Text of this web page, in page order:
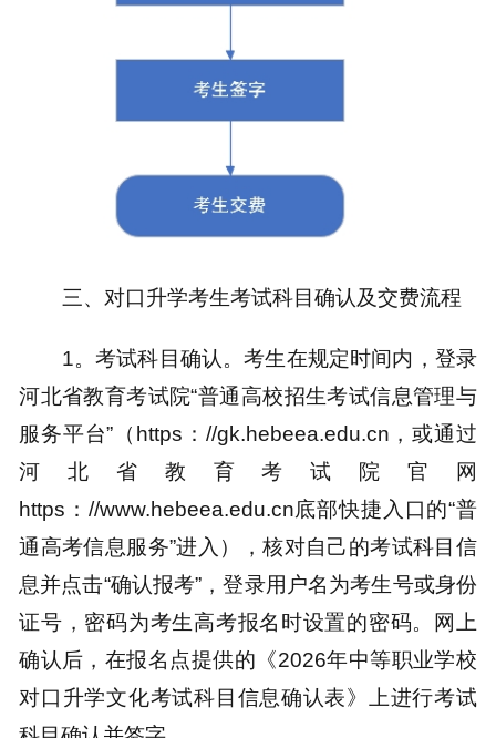
三、对口升学考生考试科目确认及交费流程
1。考试科目确认。考生在规定时间内，登录
河北省教育考试院“普通高校招生考试信息管理与
服务平台”（https：//gk.hebeea.edu.cn，或通过
河北省教育考试院官网
https：//www.hebeea.edu.cn底部快捷入口的“普
通高考信息服务”进入），核对自己的考试科目信
息并点击“确认报考”，登录用户名为考生号或身份
证号，密码为考生高考报名时设置的密码。网上
确认后，在报名点提供的《2026年中等职业学校
对口升学文化考试科目信息确认表》上进行考试